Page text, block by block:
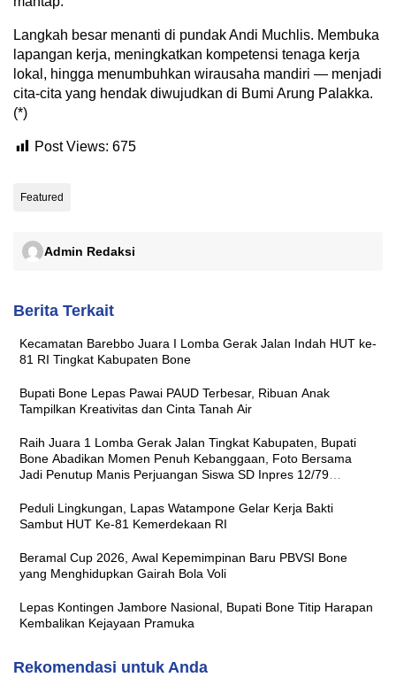
Langkah besar menanti di pundak Andi Muchlis. Membuka
lapangan kerja, meningkatkan kompetensi tenaga kerja
lokal, hingga menumbuhkan wirausaha mandiri — menjadi
cita-cita yang hendak diwujudkan di Bumi Arung Palakka.
(*)
Post Views: 675
Featured
Admin Redaksi
Berita Terkait
Kecamatan Barebbo Juara I Lomba Gerak Jalan Indah HUT ke-
81 RI Tingkat Kabupaten Bone
Bupati Bone Lepas Pawai PAUD Terbesar, Ribuan Anak
Tampilkan Kreativitas dan Cinta Tanah Air
Raih Juara 1 Lomba Gerak Jalan Tingkat Kabupaten, Bupati
Bone Abadikan Momen Penuh Kebanggaan, Foto Bersama
Jadi Penutup Manis Perjuangan Siswa SD Inpres 12/79
Peduli Lingkungan, Lapas Watampone Gelar Kerja Bakti
Sambut HUT Ke-81 Kemerdekaan RI
Beramal Cup 2026, Awal Kepemimpinan Baru PBVSI Bone
yang Menghidupkan Gairah Bola Voli
Lepas Kontingen Jambore Nasional, Bupati Bone Titip Harapan
Kembalikan Kejayaan Pramuka
Rekomendasi untuk Anda